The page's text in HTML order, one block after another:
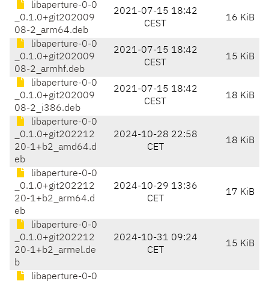
libaperture-0-0
_0.1.0+git202009
08-2_arm64.deb
2021-07-15 18:42
CEST
16 KiB
libaperture-0-0
_0.1.0+git202009
08-2_armhf.deb
2021-07-15 18:42
CEST
15 KiB
libaperture-0-0
_0.1.0+git202009
08-2_i386.deb
2021-07-15 18:42
CEST
18 KiB
libaperture-0-0
_0.1.0+git202212
20-1+b2_amd64.d
eb
2024-10-28 22:58
CET
18 KiB
libaperture-0-0
_0.1.0+git202212
20-1+b2_arm64.d
eb
2024-10-29 13:36
CET
17 KiB
libaperture-0-0
_0.1.0+git202212
20-1+b2_armel.de
b
2024-10-31 09:24
CET
15 KiB
libaperture-0-0